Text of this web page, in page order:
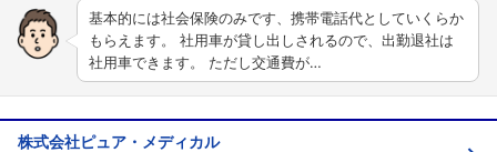
基本的には社会保険のみです、携帯電話代としていくらか
もらえます。 社用車が貸し出しされるので、出勤退社は
社用車できます。 ただし交通費が…
株式会社ピュア・メディカル